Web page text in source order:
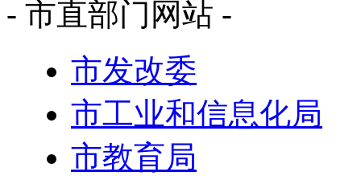
- 市直部门网站 -
市发改委
市工业和信息化局
市教育局